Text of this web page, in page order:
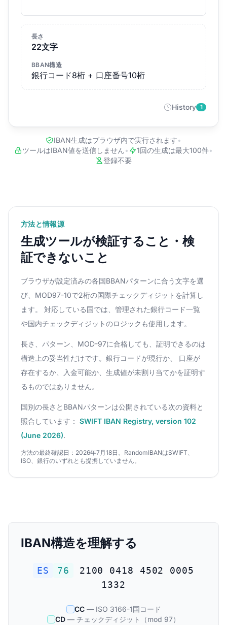
長さ
22文字
BBAN構造
銀行コード8桁 + 口座番号10桁
History 1
IBAN生成はブラウザ内で実行されます•
ツールはIBAN値を送信しません• 1回の生成は最大100件•
登録不要
方法と情報源
生成ツールが検証すること・検
証できないこと
ブラウザが設定済みの各国BBANパターンに合う文字を選
び、MOD97-10で2桁の国際チェックディジットを計算し
ます。 対応している国では、管理された銀行コード一覧
や国内チェックディジットのロジックも使用します。
長さ、パターン、MOD-97に合格しても、証明できるのは
構造上の妥当性だけです。銀行コードが現行か、 口座が
存在するか、入金可能か、生成値が未割り当てかを証明す
るものではありません。
国別の長さとBBANパターンは公開されている次の資料と
照合しています： SWIFT IBAN Registry, version 102
(June 2026).
方法の最終確認日：2026年7月18日。RandomIBANはSWIFT、
ISO、銀行のいずれとも提携していません。
IBAN構造を理解する
ES 76
2100 0418 4502 0005
1332
CC — ISO 3166-1国コード
CD — チェックディジット（mod 97）